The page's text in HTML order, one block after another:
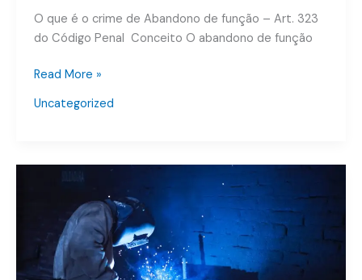
O que é o crime de Abandono de função – Art. 323
do Código Penal Conceito O abandono de função
Read More »
Uncategorized
Violência
322
Código